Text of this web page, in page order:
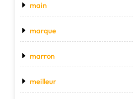
main
marque
marron
meilleur